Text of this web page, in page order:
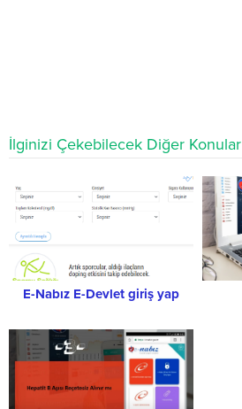
İlginizi Çekebilecek Diğer Konular
E-Nabız E-Devlet giriş yap